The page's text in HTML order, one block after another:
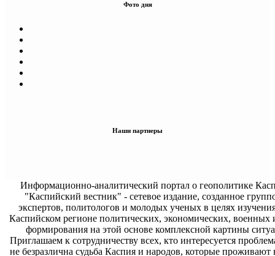
Фото дня
Наши партнеры
Информационно-аналитический портал о геополитике
"Каспийский вестник" - сетевое издание, созданное
экспертов, политологов и молодых ученых в целях
Каспийском регионе политических, экономических, военных
формирования на этой основе комплексной картины
Приглашаем к сотрудничеству всех, кто интересуется
не безразлична судьба Каспия и народов, которые проживают